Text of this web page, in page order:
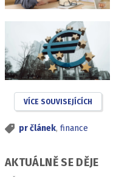
VÍCE SOUVISEJÍCÍCH
pr článek, finance
AKTUÁLNĚ SE DĚJE